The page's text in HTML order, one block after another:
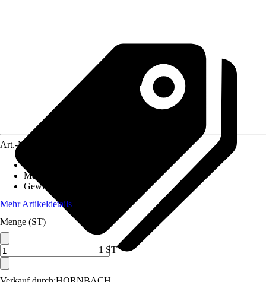
Art.-Nr.
Material Gerät
Gewicht
Mehr Artikeldetails
Menge (ST)
1 ST